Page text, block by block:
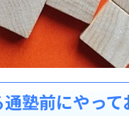
塾前にやっ